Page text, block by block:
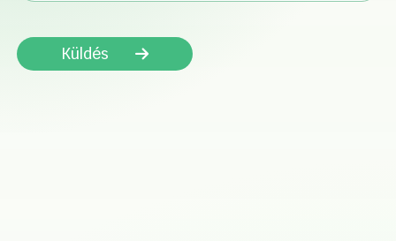
Küldés